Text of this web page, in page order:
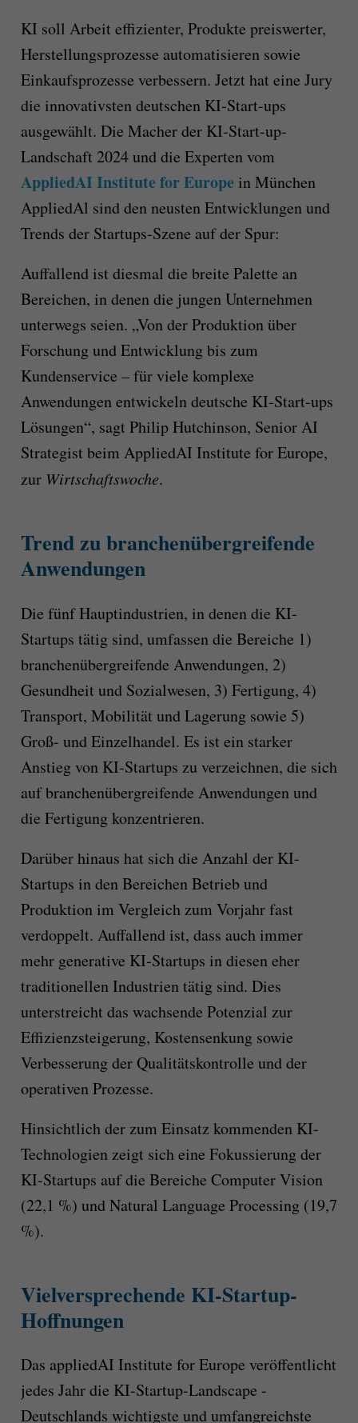
KI soll Arbeit effizienter, Produkte preiswerter,
Herstellungsprozesse automatisieren sowie
Einkaufsprozesse verbessern. Jetzt hat eine Jury
die innovativsten deutschen KI-Start-ups
ausgewählt. Die Macher der KI-Start-up-
Landschaft 2024 und die Experten vom
AppliedAI Institute for Europein München
AppliedAl sind den neusten Entwicklungen und
Trends der Startups-Szene auf der Spur:
Auffallend ist diesmal die breite Palette an
Bereichen, in denen die jungen Unternehmen
unterwegs seien. „Von der Produktion über
Forschung und Entwicklung bis zum
Kundenservice – für viele komplexe
Anwendungen entwickeln deutsche KI-Start-ups
Lösungen“, sagt Philip Hutchinson, Senior AI
Strategist beim AppliedAI Institute for Europe,
zur Wirtschaftswoche.
Trend zu branchenübergreifende
Anwendungen
Die fünf Hauptindustrien, in denen die KI-
Startups tätig sind, umfassen die Bereiche 1)
branchenübergreifende Anwendungen, 2)
Gesundheit und Sozialwesen, 3) Fertigung, 4)
Transport, Mobilität und Lagerung sowie 5)
Groß- und Einzelhandel. Es ist ein starker
Anstieg von KI-Startups zu verzeichnen, die sich
auf branchenübergreifende Anwendungen und
die Fertigung konzentrieren.
Darüber hinaus hat sich die Anzahl der KI-
Startups in den Bereichen Betrieb und
Produktion im Vergleich zum Vorjahr fast
verdoppelt. Auffallend ist, dass auch immer
mehr generative KI-Startups in diesen eher
traditionellen Industrien tätig sind. Dies
unterstreicht das wachsende Potenzial zur
Effizienzsteigerung, Kostensenkung sowie
Verbesserung der Qualitätskontrolle und der
operativen Prozesse.
Hinsichtlich der zum Einsatz kommenden KI-
Technologien zeigt sich eine Fokussierung der
KI-Startups auf die Bereiche Computer Vision
(22,1 %) und Natural Language Processing (19,7
%).
Vielversprechende KI-Startup-
Hoffnungen
Das appliedAI Institute for Europe veröffentlicht
jedes Jahr die KI-Startup-Landscape -
Deutschlands wichtigste und umfangreichste